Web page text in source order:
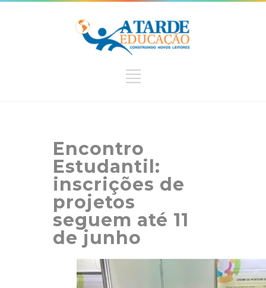
Encontro
Estudantil:
inscrições de
projetos
seguem até 11
de junho